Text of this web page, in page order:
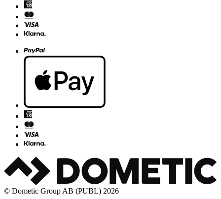
© Dometic Group AB (PUBL) 2026